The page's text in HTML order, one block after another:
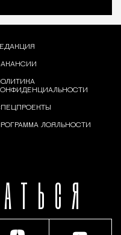
ЛОЯЛЬНОСТИ